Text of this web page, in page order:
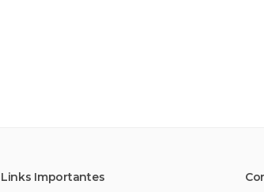
Links Importantes